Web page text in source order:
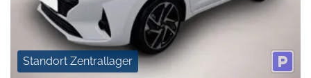
Standort Zentrallager